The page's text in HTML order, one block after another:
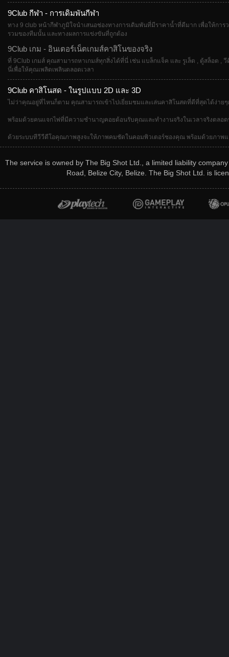
9Club กีฬา - การเดิมพันกีฬา
ทาง 9 club หน้ากีฬาภูมิใจนำเสนอช่องทางการเดิมพันที่มีราคาน้ำที่ดีมาก เพื่อให้ก
รวมของทีมนั้น และทางผลการแข่งขันที่ถูกต้อง
9Club เกม - อินเตอร์เน็ตเกมส์คาสิโนของจริง
ที่ 9Club เกมส์ คุณสามารถหาเกมส์ทุกสิ่งได้ที่นี่ เช่น แบล็กแจ็ค และ รูเล็ต , ตู้สล็อต ,
นี่เพื่อให้คุณเพลิดเพลินตลอดเวลา
9Club คาสิโนสด - ในรูปแบบ 2D และ 3D
ไม่ว่าคุณอยู่ที่ไหนก็ตาม คุณสามารถเข้าไปเยี่ยมชมและเล่นคาสิโนสดที่ดีที่สุดได้ง่ายๆ
พร้อมด้วยคนแจกไพ่ที่มีความชำนาญคอยต้อนรับคุณและทำงานจริงในเวลาจริงตลอ
ด้วยระบบทีวีวีดีโอคุณภาพสูงจะให้ภาพคมชัดในคอมพิวเตอร์ชองคุณ พร้อมด้วยภาพ
The service is owned by The Big Shot Ltd., a limited liability
Road, Belize City, Belize. The Big Shot Ltd. is